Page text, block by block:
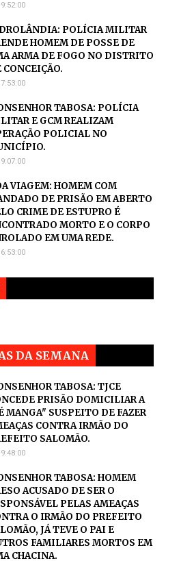
POLÍCIA MILITAR
HOMEM DE POSSE DE
ARMA DE FOGO NO DISTRITO
CONCEIÇÃO.
TABOSA: POLÍCIA
E GCM REALIZAM
POLICIAL NO
VIAGEM: HOMEM COM
DE PRISÃO EM ABERTO
CRIME DE ESTUPRO É
MORTO E O CORPO
EM UMA REDE.
DA SEMANA
TABOSA: TJCE
PRISÃO DOMICILIAR A
MANGA" SUSPEITO DE FAZER
CONTRA IRMÃO DO
SALOMÃO.
TABOSA: HOMEM
ACUSADO DE SER O
PELAS AMEAÇAS
O IRMÃO DO PREFEITO
JÁ TEVE O PAI E
FAMILIARES MORTOS EM
CHACINA.